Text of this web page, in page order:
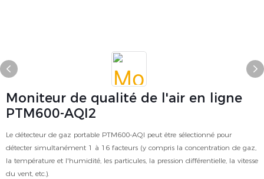
Moniteur de qualité de l'air en ligne
PTM600-AQI2
Le détecteur de gaz portable PTM600-AQI peut être sélectionné pour
détecter simultanément 1 à 16 facteurs (y compris la concentration de gaz,
la température et l'humidité, les particules, la pression différentielle, la vitesse
du vent, etc.).